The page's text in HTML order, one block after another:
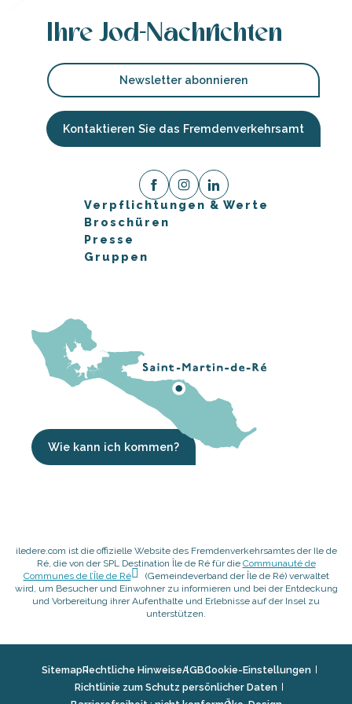
Ihre Jod-Nachrichten
Newsletter abonnieren
Kontaktieren Sie das Fremdenverkehrsamt
Verpflichtungen & Werte
Broschüren
Presse
Gruppen
Wie kann ich kommen?
iledere.com ist die offizielle Website des Fremdenverkehrsamtes der Ile de
Ré, die von der SPL Destination Île de Ré für die Communauté de
Communes de l’Île de Ré
(Gemeindeverband der Île de Ré) verwaltet
wird, um Besucher und Einwohner zu informieren und bei der Entdeckung
und Vorbereitung ihrer Aufenthalte und Erlebnisse auf der Insel zu
unterstützen.
SitemapRechtliche HinweiseAGBCookie-Einstellungen
Richtlinie zum Schutz persönlicher Daten